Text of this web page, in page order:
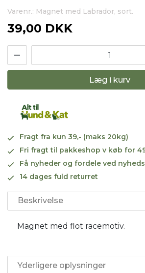
Varenr.: Magnet med Labrador, sort.
39,00 DKK
Læg i kurv
Fragt fra kun 39,- (maks 20kg)
Fri fragt til pakkeshop v køb for
Få nyheder og fordele ved
14 dages fuld returret
Beskrivelse
Magnet med flot racemotiv.
Yderligere oplysninger